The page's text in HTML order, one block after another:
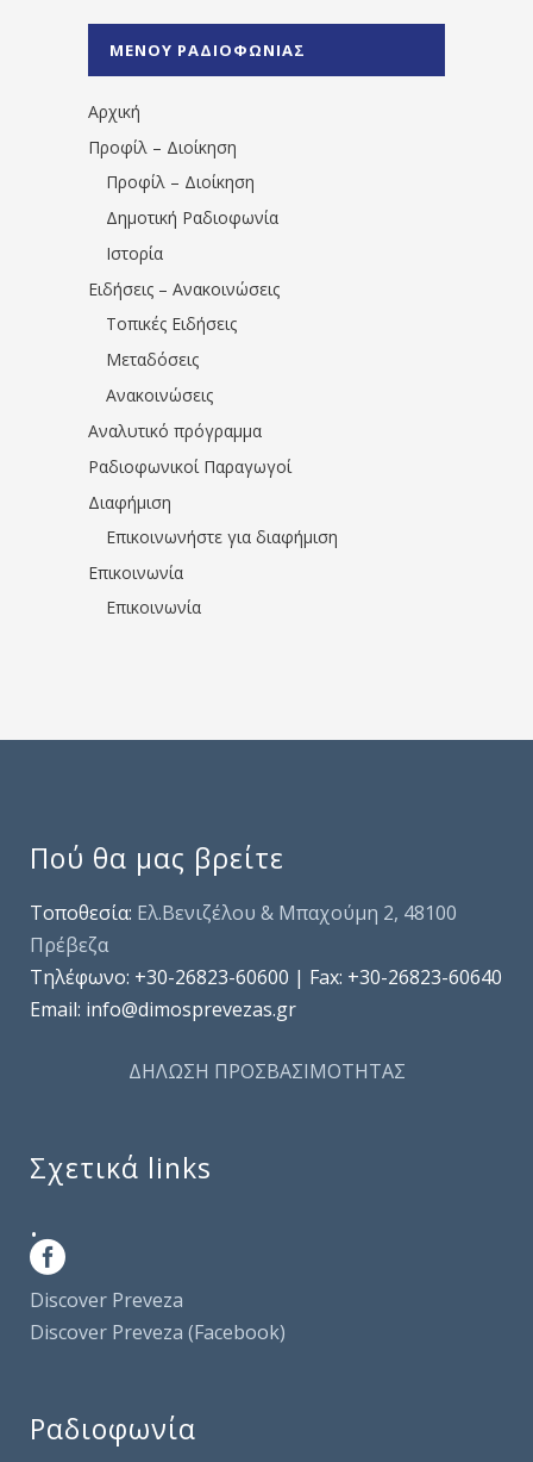
1531194763766854/" artist="" ]
ΜΕΝΟΥ ΡΑΔΙΟΦΩΝΙΑΣ
Αρχική
Προφίλ – Διοίκηση
Προφίλ – Διοίκηση
Δημοτική Ραδιοφωνία
Ιστορία
Ειδήσεις – Ανακοινώσεις
Τοπικές Ειδήσεις
Μεταδόσεις
Ανακοινώσεις
Αναλυτικό πρόγραμμα
Ραδιοφωνικοί Παραγωγοί
Διαφήμιση
Επικοινωνήστε για διαφήμιση
Επικοινωνία
Επικοινωνία
Πού θα μας βρείτε
Τοποθεσία: Ελ.Βενιζέλου & Μπαχούμη 2, 48100
Πρέβεζα
Τηλέφωνo: +30-26823-60600 | Fax: +30-26823-60640
Email: info@dimosprevezas.gr
ΔΗΛΩΣΗ ΠΡΟΣΒΑΣΙΜΟΤΗΤΑΣ
Σχετικά links
.
Discover Preveza
Discover Preveza (Facebook)
Ραδιοφωνία